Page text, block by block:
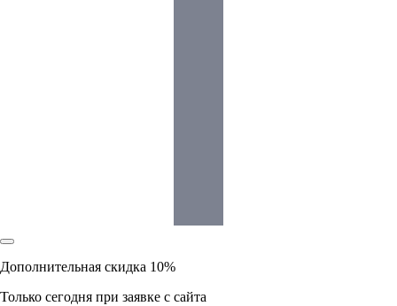
Дополнительная скидка 10%
Только сегодня при заявке с сайта